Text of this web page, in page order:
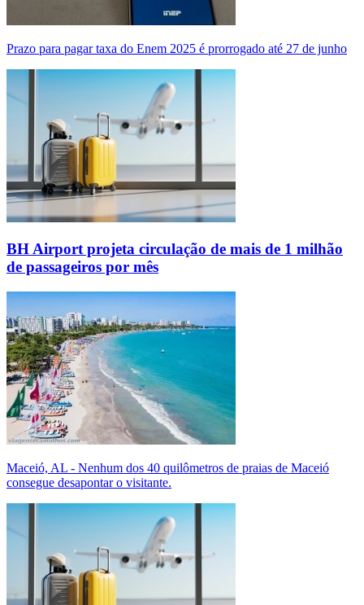
Prazo para pagar taxa do Enem 2025 é prorrogado até 27 de junho
BH Airport projeta circulação de mais de 1 milhão
de passageiros por mês
Maceió, AL - Nenhum dos 40 quilômetros de praias de Maceió
consegue desapontar o visitante.